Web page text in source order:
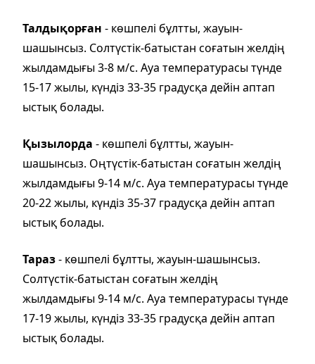
Талдықорған - көшпелі бұлтты, жауын-
шашынсыз. Солтүстік-батыстан соғатын желдің
жылдамдығы 3-8 м/с. Ауа температурасы түнде
15-17 жылы, күндіз 33-35 градусқа дейін аптап
ыстық болады.
Қызылорда - көшпелі бұлтты, жауын-
шашынсыз. Оңтүстік-батыстан соғатын желдің
жылдамдығы 9-14 м/с. Ауа температурасы түнде
20-22 жылы, күндіз 35-37 градусқа дейін аптап
ыстық болады.
Тараз- көшпелі бұлтты, жауын-шашынсыз.
Солтүстік-батыстан соғатын желдің
жылдамдығы 9-14 м/с. Ауа температурасы түнде
17-19 жылы, күндіз 33-35 градусқа дейін аптап
ыстық болады.